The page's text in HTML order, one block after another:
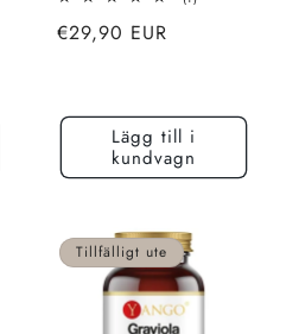
Normalt
€29,90 EUR
Lägg till i
kundvagn
Tillfälligt ute